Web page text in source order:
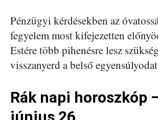
Pénzügyi kérdésekben az
fegyelem most kifejezetten
Estére több pihenésre lesz
visszanyerd a belső
Rák napi horoszkóp